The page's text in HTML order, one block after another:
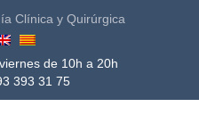
Clínica y Quirúrgica
de 10h a 20h
393 31 75